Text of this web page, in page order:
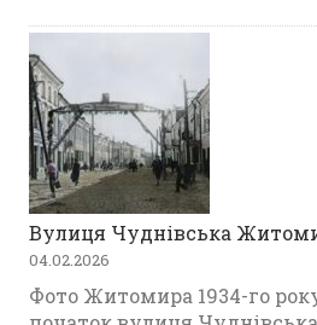
Вулиця Чуднівська
04.02.2026
Фото Житомира 1934-го